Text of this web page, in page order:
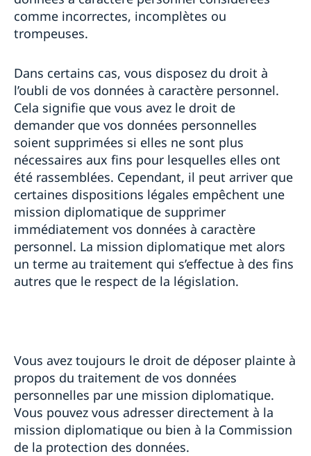
comme incorrectes, incomplètes ou
trompeuses.
Dans certains cas, vous disposez du droit à
l’oubli de vos données à caractère personnel.
Cela signifie que vous avez le droit de
demander que vos données personnelles
soient supprimées si elles ne sont plus
nécessaires aux fins pour lesquelles elles ont
été rassemblées. Cependant, il peut arriver que
certaines dispositions légales empêchent une
mission diplomatique de supprimer
immédiatement vos données à caractère
personnel. La mission diplomatique met alors
un terme au traitement qui s’effectue à des fins
autres que le respect de la législation.
Vous avez toujours le droit de déposer plainte à
propos du traitement de vos données
personnelles par une mission diplomatique.
Vous pouvez vous adresser directement à la
mission diplomatique ou bien à la Commission
de la protection des données.